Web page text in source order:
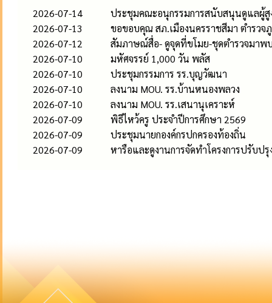
2026-07-14
ประชุมคณะอนุกรรมการสนับสนุนดูแลผู้สู
2026-07-13
ขอขอบคุณ สภ.เมืองนครราชสีมา ตำรวจ
2026-07-12
สัมภาษณ์สื่อ- ดูจุดที่ขโมย-ชุดตำรวจมาพ
2026-07-10
มหัศจรรย์ 1,000 วัน พลัส
2026-07-10
ประชุมกรรมการ รร.บุญวัฒนา
2026-07-10
ลงนาม MOU. รร.บ้านหนองพลวง
2026-07-10
ลงนาม MOU. รร.เสนานุเคราะห์
2026-07-09
พิธีไหว้ครู ประจำปีการศึกษา 2569
2026-07-09
ประชุมนายกองค์กรปกครองท้องถิ่น
2026-07-09
หารือและดูงานการจัดทำโครงการปรับป